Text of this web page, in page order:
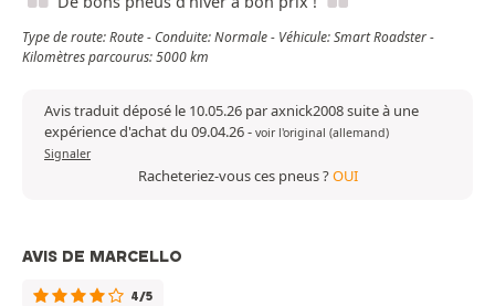
Type de route: Route - Conduite: Normale - Véhicule: Smart Roadster -
Kilomètres parcourus: 5000 km
Avis traduit déposé le 10.05.26 par axnick2008 suite à une
expérience d'achat du 09.04.26- voir l'original (allemand)
Signaler
Racheteriez-vous ces pneus ?OUI
AVIS DE MARCELLO
4/5